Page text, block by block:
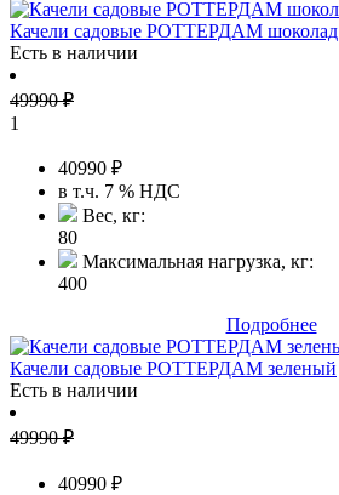
Качели садовые РОТТЕРДАМ шоколад
Есть в наличии
49990₽
1
40990 ₽
в т.ч. 7 % НДС
Вес, кг:
80
Максимальная нагрузка, кг:
400
Подробнее
Качели садовые РОТТЕРДАМ зеленый
Есть в наличии
49990₽
40990 ₽